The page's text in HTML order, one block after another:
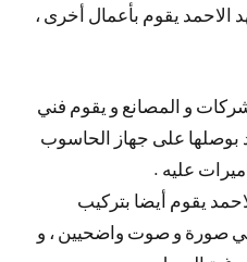
الاحمد يقوم بأعمال أخرى ،
و المصانع و يقوم فني
بوصلها على جهاز الحاسوب
عليه .
يقوم أيضا بتركيب
صورة و صوت واضحيين ، و